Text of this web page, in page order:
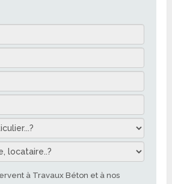
à Travaux Béton et à nos